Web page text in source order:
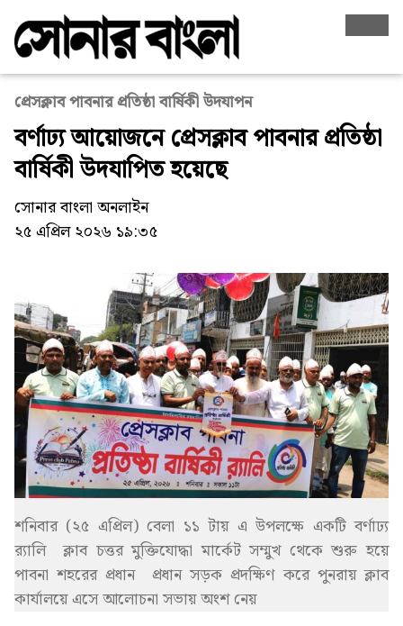
প্রেসক্লাব পাবনার প্রতিষ্ঠা বার্ষিকী উদযাপন
বর্ণাঢ্য আয়োজনে প্রেসক্লাব পাবনার প্রতিষ্ঠা
বার্ষিকী উদযাপিত হয়েছে
সোনার বাংলা অনলাইন
২৫ এপ্রিল ২০২৬ ১৯:৩৫
শনিবার (২৫ এপ্রিল) বেলা ১১ টায় এ উপলক্ষে একটি বর্ণাঢ্য
র‍্যালি ক্লাব চত্তর মুক্তিযোদ্ধা মার্কেট সম্মুখ থেকে শুরু হয়ে
পাবনা শহরের প্রধান প্রধান সড়ক প্রদক্ষিণ করে পুনরায় ক্লাব
কার্যালয়ে এসে আলোচনা সভায় অংশ নেয়